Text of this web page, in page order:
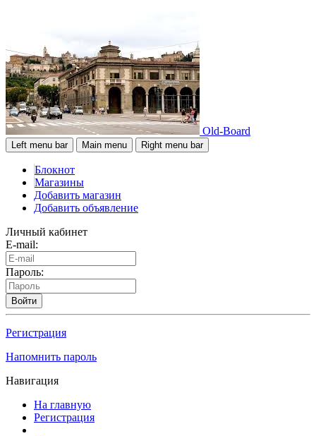
Old-Board
Left menu bar Main menu Right menu bar
Блокнот
Магазины
Добавить магазин
Добавить объявление
Личный кабинет
E-mail:
Пароль:
Войти
Регистрация
Напомнить пароль
Навигация
На главную
Регистрация